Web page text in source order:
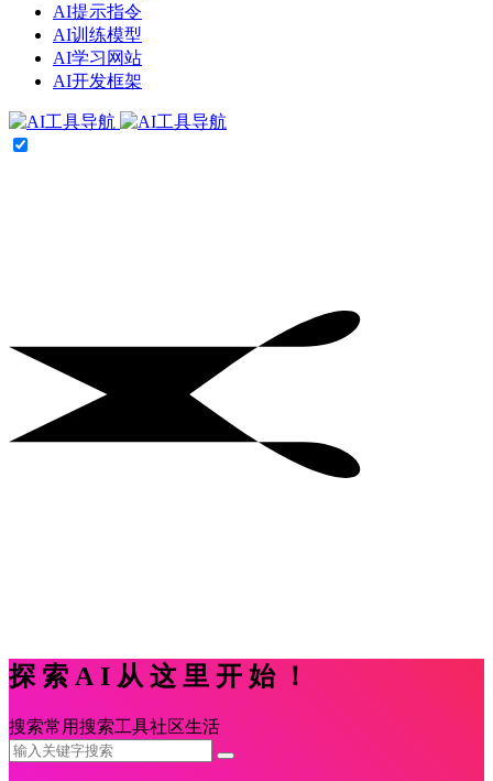
AI提示指令
AI训练模型
AI学习网站
AI开发框架
探索AI从这里开始！
搜索常用搜索工具社区生活